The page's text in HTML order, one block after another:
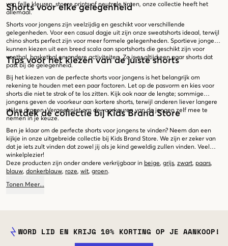
van felle kleuren, stoere prints of neutrale tinten, onze collectie heeft het
allemaal.
Shorts voor elke gelegenheid
Shorts voor jongens zijn veelzijdig en geschikt voor verschillende
gelegenheden. Voor een casual dagje uit zijn onze sweatshorts ideaal, terwijl
chino shorts perfect zijn voor meer formele gelegenheden. Sportieve jongens
kunnen kiezen uit een breed scala aan sportshorts die geschikt zijn voor
voetbal, basketbal en andere activiteiten. Zo is er altijd een paar shorts dat
past bij de gelegenheid.
Tips voor het kiezen van de juiste shorts
Bij het kiezen van de perfecte shorts voor jongens is het belangrijk om
rekening te houden met een paar factoren. Let op de pasvorm en kies voor
shorts die niet te strak of te los zitten. Kijk ook naar de lengte; sommige
jongens geven de voorkeur aan kortere shorts, terwijl anderen liever langere
stijlen dragen. Vergeet niet om de voorkeuren van de jongen zelf mee te
nemen in je keuze.
Ontdek de collectie bij Kids Brand Store
Ben je klaar om de perfecte shorts voor jongens te vinden? Neem dan een
kijkje in onze uitgebreide collectie bij Kids Brand Store. We zijn er zeker van
dat je iets zult vinden dat zowel jij als je kind geweldig zullen vinden. Veel
winkelplezier!
Deze producten zijn onder andere verkrijgbaar in beige, grijs, zwart, paars,
blauw, donkerblauw, roze, wit, groen.
Tonen Meer...
WORD LID EN KRIJG 10% KORTING OP JE AANKOOP!